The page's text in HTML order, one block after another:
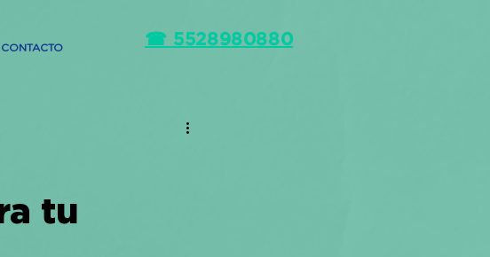
CONTACTO ☎ 5528980880
tu